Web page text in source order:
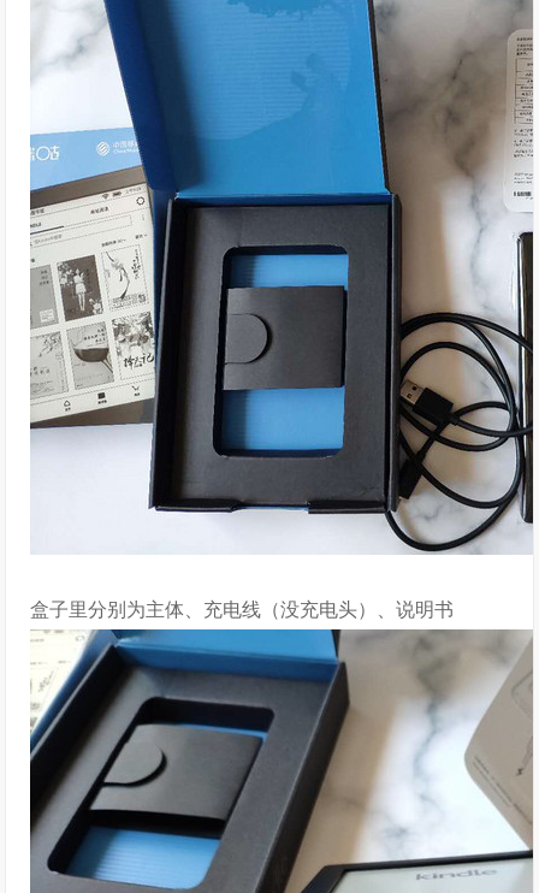
盒子里分别为主体、充电线（没充电头）、说明书